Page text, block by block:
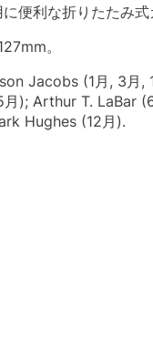
便利な折りたたみ式
。
Jacobs (1月, 3月
); Arthur T. LaBar
Hughes (12月).